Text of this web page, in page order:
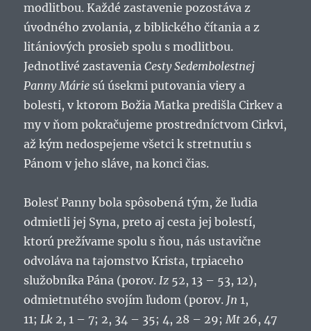
modlitbou. Každé zastavenie pozostáva z
úvodného zvolania, z biblického čítania a z
litániových prosieb spolu s modlitbou.
Jednotlivé zastaveniaCesty Sedembolestnej
Panny Márie sú úsekmi putovania viery a
bolesti, v ktorom Božia Matka predišla Cirkev a
my v ňom pokračujeme prostredníctvom Cirkvi,
až kým nedospejeme všetci k stretnutiu s
Pánom v jeho sláve, na konci čias.
Bolesť Panny bola spôsobená tým, že ľudia
odmietli jej Syna, preto aj cesta jej bolestí,
ktorú prežívame spolu s ňou, nás ustavične
odvoláva na tajomstvo Krista, trpiaceho
služobníka Pána (porov.Iz 52, 13 – 53, 12),
odmietnutého svojím ľudom (porov. Jn1,
11;Lk 2, 1 – 7; 2, 34 – 35; 4, 28 – 29;Mt 26, 47